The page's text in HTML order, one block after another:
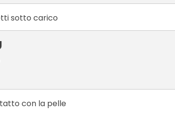
sotto carico
con la pelle